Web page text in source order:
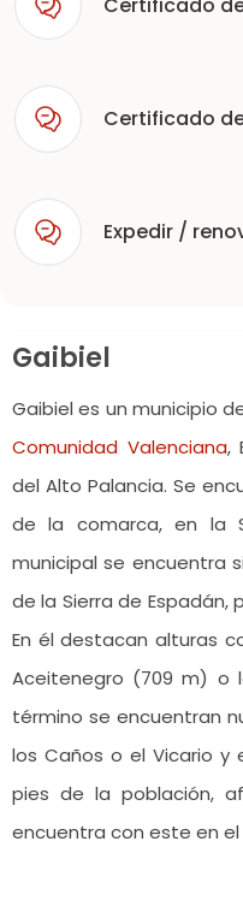
Certificado
Expedir /
Gaibiel
Gaibiel es un municipio
Comunidad Valenciana,
del Alto Palancia. Se
de la comarca, en la
municipal se encuentra
de la Sierra de
En él destacan alturas
Aceitenegro (709 m) o
término se encuentran
los Caños o el Vicario y
pies de la población,
encuentra con este en